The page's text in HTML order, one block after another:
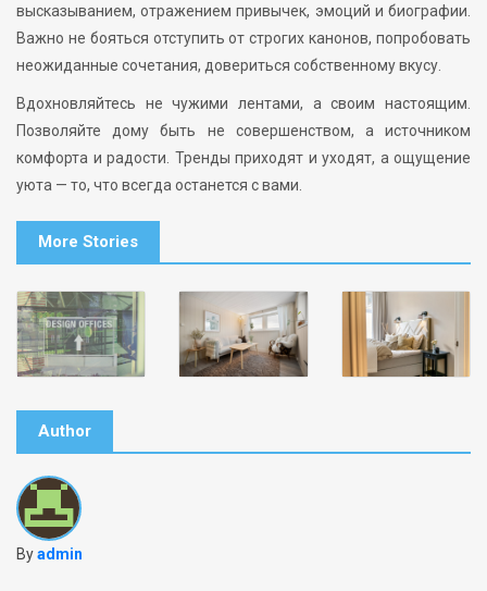
высказыванием, отражением привычек, эмоций и биографии.
Важно не бояться отступить от строгих канонов, попробовать
неожиданные сочетания, довериться собственному вкусу.
Вдохновляйтесь не чужими лентами, а своим настоящим.
Позволяйте дому быть не совершенством, а источником
комфорта и радости. Тренды приходят и уходят, а ощущение
уюта — то, что всегда останется с вами.
More Stories
Author
Byadmin